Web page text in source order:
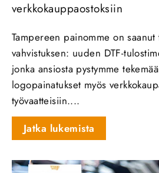
verkkokauppaostoksiin
Tampereen painomme on saanut
vahvistuksen: uuden
jonka ansiosta pystymme
logopainatukset myös
työvaatteisiin....
Jatka lukemista